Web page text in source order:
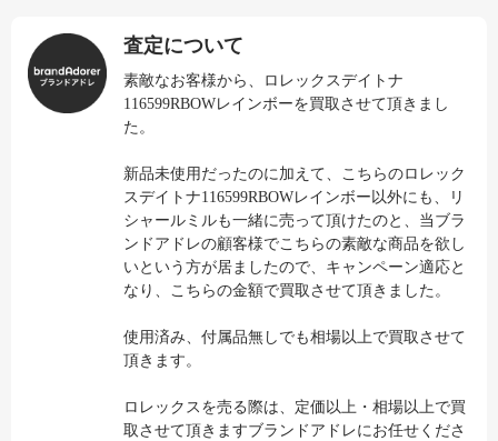
査定について
素敵なお客様から、ロレックスデイトナ
116599RBOWレインボーを買取させて頂きまし
た。
新品未使用だったのに加えて、こちらのロレック
スデイトナ116599RBOWレインボー以外にも、リ
シャールミルも一緒に売って頂けたのと、当ブラ
ンドアドレの顧客様でこちらの素敵な商品を欲し
いという方が居ましたので、キャンペーン適応と
なり、こちらの金額で買取させて頂きました。
使用済み、付属品無しでも相場以上で買取させて
頂きます。
ロレックスを売る際は、定価以上・相場以上で買
取させて頂きますブランドアドレにお任せくださ